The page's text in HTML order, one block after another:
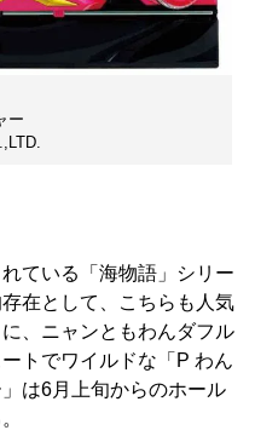
ー
ている「海物語」シリー
在として、こちらも人気
、ニャンともわんダフル
トでワイルドな「P わん
は6月上旬からのホール